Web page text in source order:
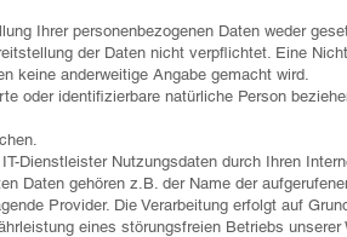
Ihrer personenbezogenen Daten weder
der Daten nicht verpflichtet. Eine
keine anderweitige Angabe gemacht wird.
oder identifizierbare natürliche Person
Dienstleister Nutzungsdaten durch Ihren
Daten gehören z.B. der Name der
Provider. Die Verarbeitung erfolgt auf
eines störungsfreien Betriebs